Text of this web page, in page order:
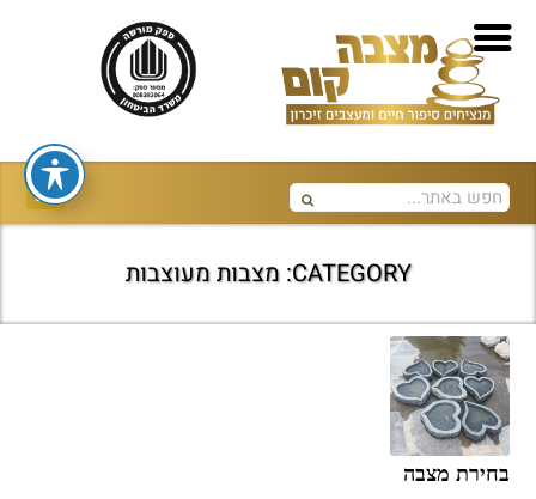
CATEGORY: מצבות מעוצבות
בחירת מצבה